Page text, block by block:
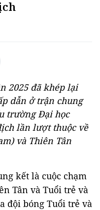
2025 đã khép lại
dẫn ở trận chung
trường Đại học
lần lượt thuộc về
và Thiên Tân
kết là cuộc chạm
Tân và Tuổi trẻ và
đội bóng Tuổi trẻ và